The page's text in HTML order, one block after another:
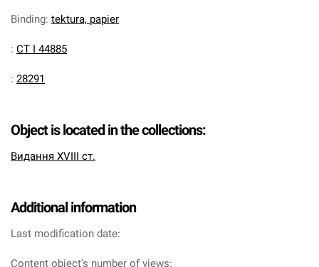
Binding: tektura, papier
: CT I 44885
: 28291
Object is located in the collections:
Видання XVIII ст.
Additional information
Last modification date:
Content object's number of views: